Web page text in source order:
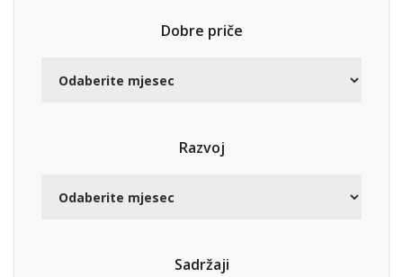
Dobre priče
Razvoj
Sadržaji